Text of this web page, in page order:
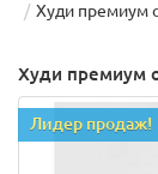
Худи премиум
Худи премиум
Лидер продаж!